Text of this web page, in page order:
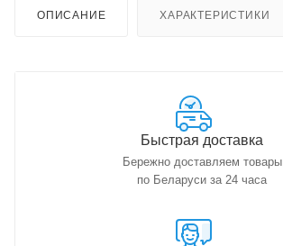
ОПИСАНИЕ ХАРАКТЕРИСТИКИ
Быстрая доставка
Бережно доставляем товары
по Беларуси за 24 часа